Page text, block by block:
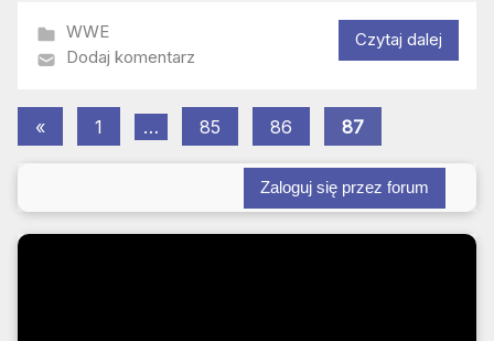
WWE
Dodaj komentarz
Czytaj dalej
Stronicowanie
wpisów
«Poprzednie
wpisy
1 … 85 86 87
Zaloguj się przez forum